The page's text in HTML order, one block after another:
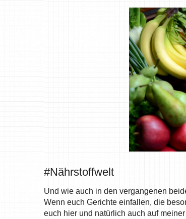
#Nährstoffwelt
Und wie auch in den vergangenen
Wenn euch Gerichte einfallen, die
euch hier und natürlich auch auf